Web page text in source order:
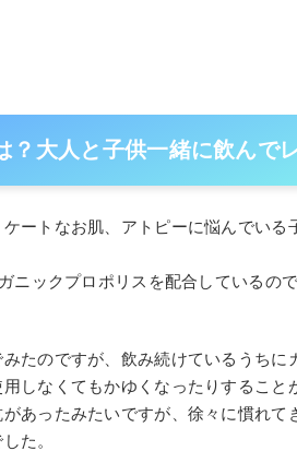
？大人と子供一緒に飲んで
ートなお肌、アトピーに悩んでい
ニックプロポリスを配合しているの
たのですが、飲み続けているうちに
しなくてもかゆくなったりすること
あったみたいですが、徐々に慣れて
た。